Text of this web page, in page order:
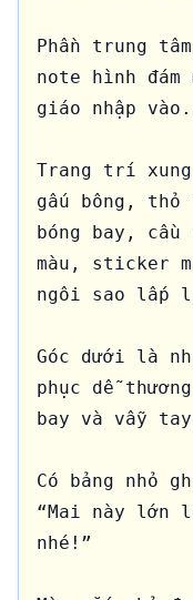
Phần trung
note hình
giáo nhập vào.
Trang trí xung
gấu bông, thỏ
bóng bay, cầu
màu, sticker
ngôi sao lấp
Góc dưới là
phục dễ
bay và vẫy
Có bảng nhỏ
“Mai này lớn
nhé!”